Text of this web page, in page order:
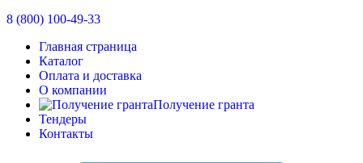
8 (800) 100-49-33
Главная страница
Каталог
Оплата и доставка
О компании
Получение гранта
Тендеры
Контакты